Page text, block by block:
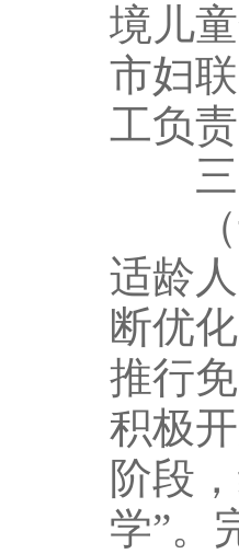
境儿
市妇
工负责
三、
（十
适龄
断优
推行
积极
阶段
学”。